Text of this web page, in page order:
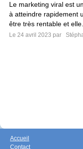
Le marketing viral est
à atteindre rapidement
être très rentable et
Le 24 avril 2023 par
Accueil
Contact